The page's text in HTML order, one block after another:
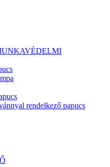
rendelkező papucs